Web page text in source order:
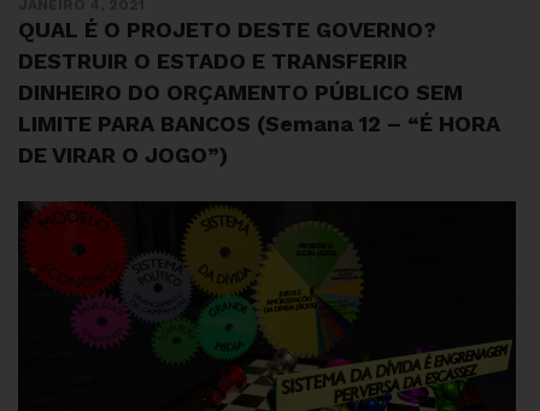
QUAL É O PROJETO DESTE GOVERNO?
DESTRUIR O ESTADO E TRANSFERIR
DINHEIRO DO ORÇAMENTO PÚBLICO SEM
LIMITE PARA BANCOS (Semana 12 – “É HORA
DE VIRAR O JOGO”)